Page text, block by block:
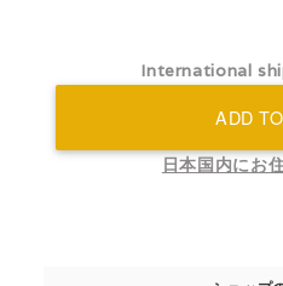
International
ADD
日本国内にお